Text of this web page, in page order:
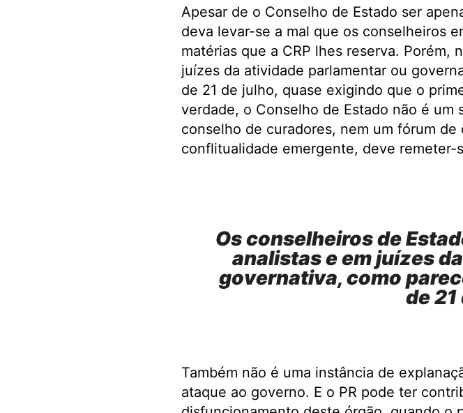
Apesar de o Conselho de Estado ser
deva levar-se a mal que os conselheiros
matérias que a CRP lhes reserva. Porém,
juízes da atividade parlamentar ou
de 21 de julho, quase exigindo que o
verdade, o Conselho de Estado não é
conselho de curadores, nem um fórum
conflitualidade emergente, deve remeter-
Os conselheiros de
analistas e em juízes
governativa, como
de
Também não é uma instância de
ataque ao governo. E o PR pode ter